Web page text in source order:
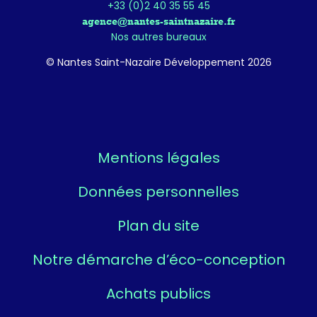
+33 (0)2 40 35 55 45
agence@nantes-saintnazaire.fr
Nos autres bureaux
© Nantes Saint-Nazaire Développement 2026
Mentions légales
Données personnelles
Plan du site
Notre démarche d’éco-conception
Achats publics